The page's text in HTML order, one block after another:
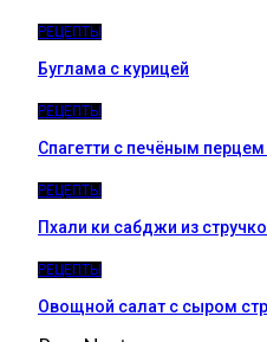
РЕЦЕПТЫ
Буглама с курицей
РЕЦЕПТЫ
Спагетти с печёным
РЕЦЕПТЫ
Пхали ки сабджи из
РЕЦЕПТЫ
Овощной салат с сыром